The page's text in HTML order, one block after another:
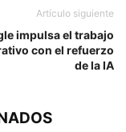
Artículo siguiente
impulsa el trabajo
con el refuerzo
de la IA